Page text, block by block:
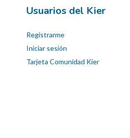
Usuarios del Kier
Registrarme
Iniciar sesión
Tarjeta Comunidad Kier